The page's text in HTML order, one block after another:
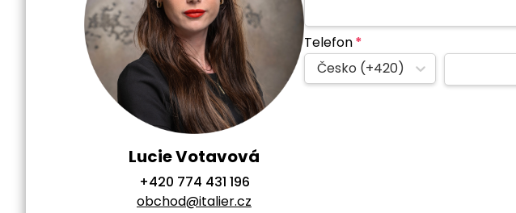
Lucie Votavová
+420 774 431 196
obchod@italier.cz
Telefon*
Česko (+420)